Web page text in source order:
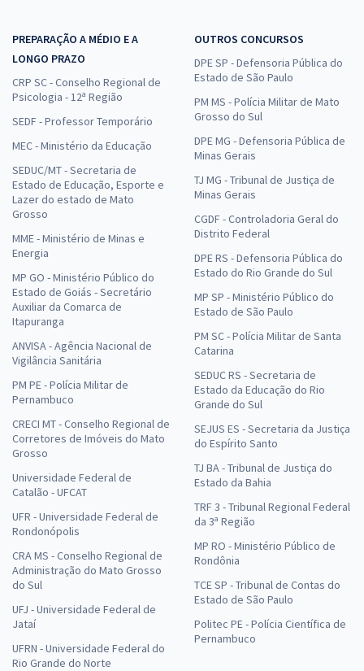
PREPARAÇÃO A MÉDIO E A
LONGO PRAZO
CRP SC - Conselho Regional de
Psicologia - 12ª Região
SEDF - Professor Temporário
MEC - Ministério da Educação
SEDUC/MT - Secretaria de
Estado de Educação, Esporte e
Lazer do estado de Mato
Grosso
MME - Ministério de Minas e
Energia
MP GO - Ministério Público do
Estado de Goiás - Secretário
Auxiliar da Comarca de
Itapuranga
ANVISA - Agência Nacional de
Vigilância Sanitária
PM PE - Polícia Militar de
Pernambuco
CRECI MT - Conselho Regional de
Corretores de Imóveis do Mato
Grosso
Universidade Federal de
Catalão - UFCAT
UFR - Universidade Federal de
Rondonópolis
CRA MS - Conselho Regional de
Administração do Mato Grosso
do Sul
UFJ - Universidade Federal de
Jataí
UFRN - Universidade Federal do
Rio Grande do Norte
OUTROS CONCURSOS
DPE SP - Defensoria Pública do
Estado de São Paulo
PM MS - Polícia Militar de Mato
Grosso do Sul
DPE MG - Defensoria Pública de
Minas Gerais
TJ MG - Tribunal de Justiça de
Minas Gerais
CGDF - Controladoria Geral do
Distrito Federal
DPE RS - Defensoria Pública do
Estado do Rio Grande do Sul
MP SP - Ministério Público do
Estado de São Paulo
PM SC - Polícia Militar de Santa
Catarina
SEDUC RS - Secretaria de
Estado da Educação do Rio
Grande do Sul
SEJUS ES - Secretaria da Justiça
do Espírito Santo
TJ BA - Tribunal de Justiça do
Estado da Bahia
TRF 3 - Tribunal Regional Federal
da 3ª Região
MP RO - Ministério Público de
Rondônia
TCE SP - Tribunal de Contas do
Estado de São Paulo
Politec PE - Polícia Científica de
Pernambuco